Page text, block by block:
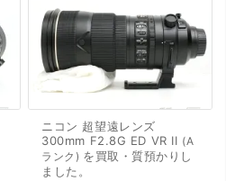
ニコン 超望遠レンズ
300mm F2.8G ED VR II
A
ランク
を買取・質預かり し
ました。